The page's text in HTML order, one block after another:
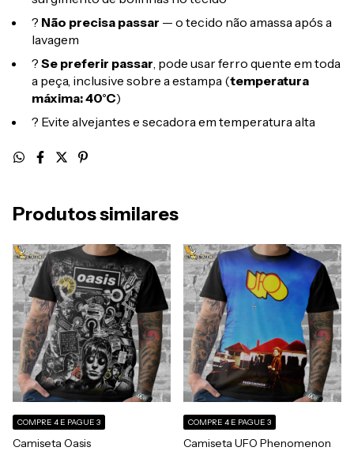
? Não precisa passar — o tecido não amassa após a
lavagem
? Se preferir passar , pode usar ferro quente em toda
a peça, inclusive sobre a estampa (temperatura
máxima: 40°C)
? Evite alvejantes e secadora em temperatura alta
Produtos similares
Camiseta Oasis
COMPRE 4 E PAGUE 3
Camiseta UFO Phenomenon
COMPRE 4 E PAGUE 3